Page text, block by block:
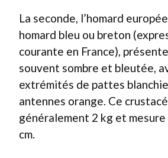
La seconde, l’homard
homard bleu ou breton
courante en France),
souvent sombre et bleutée,
extrémités de pattes
antennes orange. Ce
généralement 2 kg et
cm.